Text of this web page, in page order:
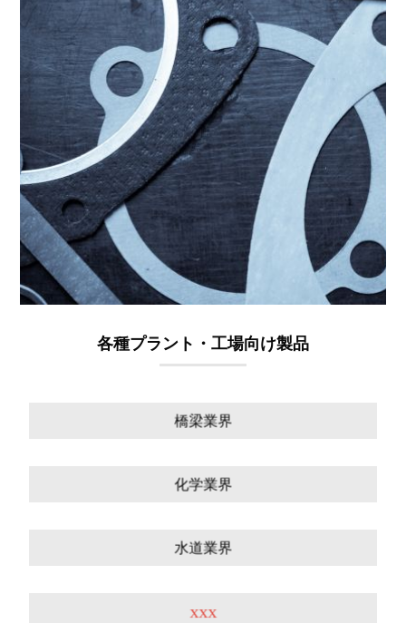
各種プラント・工場向け製品
橋梁業界
化学業界
水道業界
xxx